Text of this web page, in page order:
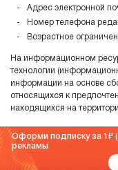
Адрес электронной
Номер телефона
Возрастное
На информационном
технологии
информации на основе
относящихся к
находящихся на
Оформи подписку за 1
рекламы